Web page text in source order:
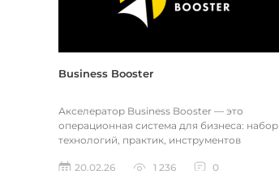
Business Booster
Акселератор Business Booster — это
операционная система для бизнеса: набор
технологий, практик, инструментов
20.02.26
1 236 0